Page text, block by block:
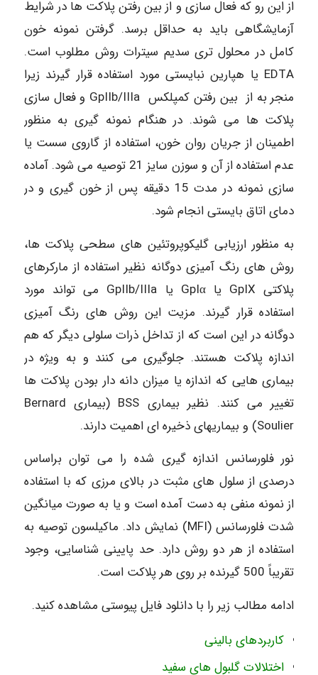
از این رو که فعال سازی و از بین رفتن پلاکت ها در شرایط
آزمایشگاهی باید به حداقل برسد. گرفتن نمونه خون
کامل در محلول تری سدیم سیترات روش مطلوب است.
EDTA یا هپارین نبایستی مورد استفاده قرار گیرند زیرا
منجر به از بین رفتن کمپلکس GpIIb/IIIa و فعال سازی
پلاکت ها می شوند. در هنگام نمونه گیری به منظور
اطمینان از جریان روان خون، استفاده از گاروی سست یا
عدم استفاده از آن و سوزن سایز 21 توصیه می شود. آماده
سازی نمونه در مدت 15 دقیقه پس از خون گیری و در
دمای اتاق بایستی انجام شود.
به منظور ارزیابی گلیکوپروتئین های سطحی پلاکت ها،
روش های رنگ آمیزی دوگانه نظیر استفاده از مارکرهای
پلاکتی GpIX یا GpIα یا GpIIb/IIIa می تواند مورد
استفاده قرار گیرند. مزیت این روش های رنگ آمیزی
دوگانه در این است که از تداخل ذرات سلولی دیگر که هم
اندازه پلاکت هستند. جلوگیری می کنند و به ویژه در
بیماری هایی که اندازه یا میزان دانه دار بودن پلاکت ها
تغییر می کنند. نظیر بیماری BSS (بیماری Bernard
Soulier) و بیماریهای ذخیره ای اهمیت دارند.
نور فلورسانس اندازه گیری شده را می توان براساس
درصدی از سلول های مثبت در بالای مرزی که با استفاده
از نمونه منفی به دست آمده است و یا به صورت میانگین
شدت فلورسانس (MFI) نمایش داد. ماکیلسون توصیه به
استفاده از هر دو روش دارد. حد پایینی شناسایی، وجود
تقریباً 500 گیرنده بر روی هر پلاکت است.
ادامه مطالب زیر را با دانلود فایل پیوستی مشاهده کنید.
کاربردهای بالینی
اختلالات گلبول های سفید